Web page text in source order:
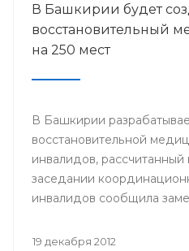
В Башкирии будет
восстановительный
на 250 мест
В Башкирии
восстановительной
инвалидов,
заседании
инвалидов сообщила
Башкортостан Лилия
19 декабря 2012